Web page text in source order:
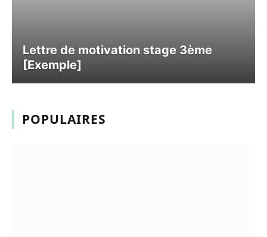
Lettre de motivation stage 3ème
[Exemple]
POPULAIRES